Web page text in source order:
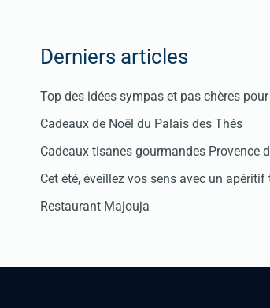
Derniers articles
Top des idées sympas et pas chères
Cadeaux de Noël du Palais des Thés
Cadeaux tisanes gourmandes Provence
Cet été, éveillez vos sens avec un
Restaurant Majouja